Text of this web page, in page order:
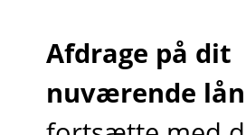
Afdrage på dit
nuværende